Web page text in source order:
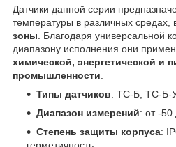
Датчики данной серии
температуры в различных средах,
зоны. Благодаря универсальной
диапазону исполнения они
химической, энергетической и
промышленности.
Типы датчиков: ТС-Б, ТС-Б-
Диапазон измерений: от -50
Степень защиты корпуса: